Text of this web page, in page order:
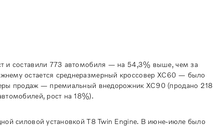
и составили 773 автомобиля — на 54,3% выше, чем за
остается среднеразмерный кроссовер XC60 — было
продаж — премиальный внедорожник XC90 (продано 218
рост на 18%).
силовой установкой T8 Twin Engine. В июне-июле было